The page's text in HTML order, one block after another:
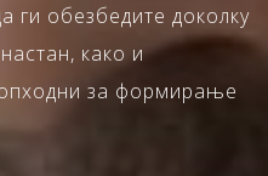
ги обезбедите доколку
како и
за формирање